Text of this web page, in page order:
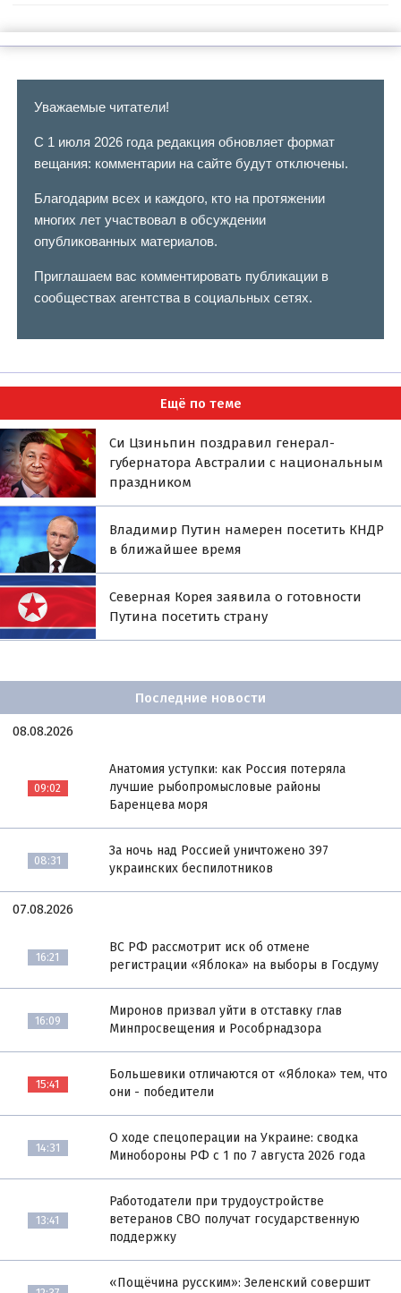
Уважаемые читатели!
С 1 июля 2026 года редакция обновляет формат
вещания: комментарии на сайте будут отключены.
Благодарим всех и каждого, кто на протяжении
многих лет участвовал в обсуждении
опубликованных материалов.
Приглашаем вас комментировать публикации в
сообществах агентства в социальных сетях.
Ещё по теме
Си Цзиньпин поздравил генерал-
губернатора Австралии с национальным
праздником
Владимир Путин намерен посетить КНДР
в ближайшее время
Северная Корея заявила о готовности
Путина посетить страну
Последние новости
08.08.2026
09:02
Анатомия уступки: как Россия потеряла
лучшие рыбопромысловые районы
Баренцева моря
08:31
За ночь над Россией уничтожено 397
украинских беспилотников
07.08.2026
16:21
ВС РФ рассмотрит иск об отмене
регистрации «Яблока» на выборы в Госдуму
16:09
Миронов призвал уйти в отставку глав
Минпросвещения и Рособрнадзора
15:41
Большевики отличаются от «Яблока» тем, что
они - победители
14:31
О ходе спецоперации на Украине: сводка
Минобороны РФ с 1 по 7 августа 2026 года
13:41
Работодатели при трудоустройстве
ветеранов СВО получат государственную
поддержку
«Пощёчина русским»: Зеленский совершит